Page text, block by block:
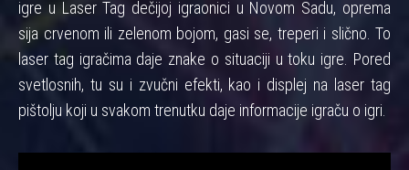
igre u Laser Tag dečijoj igraonici u Novom Sadu, oprema
sija crvenom ili zelenom bojom, gasi se, treperi i slično. To
laser tag igračima daje znake o situaciji u toku igre. Pored
svetlosnih, tu su i zvučni efekti, kao i displej na laser tag
pištolju koji u svakom trenutku daje informacije igraču o igri.